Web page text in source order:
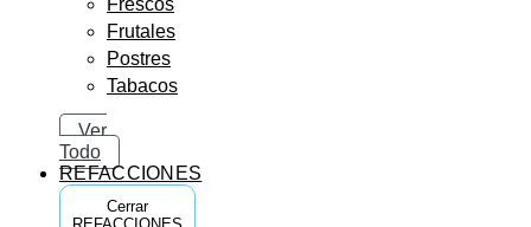
Frutales
Postres
Tabacos
Ver
Todo
REFACCIONES
Cerrar